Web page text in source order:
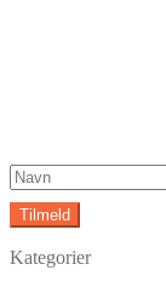
Kategorier